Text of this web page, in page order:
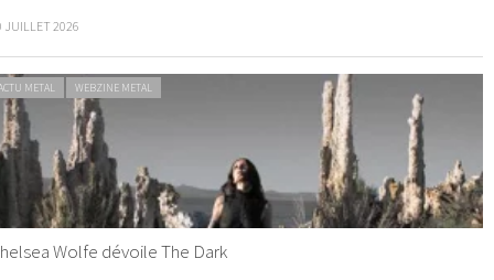
JUILLET 2026
METAL WEBZINE METAL
Wolfe dévoile The Dark